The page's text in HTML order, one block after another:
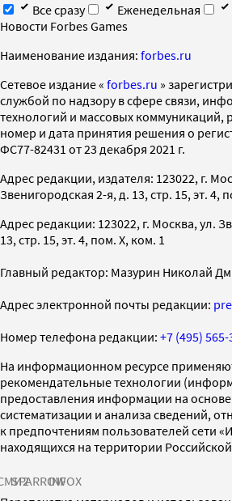
Все сразу
Еженедельная
Новости Forbes Games
Наименование издания: forbes.ru
Cетевое издание « forbes.ru »
службой по надзору в сфере связи,
технологий и массовых коммуникаций,
номер и дата принятия решения о
ФС77-82431 от 23 декабря 2021 г.
Адрес редакции, издателя: 123022, г.
Звенигородская 2-я, д. 13, стр. 15, эт. 4,
Адрес редакции: 123022, г. Москва, ул.
13, стр. 15, эт. 4, пом. X, ком. 1
Главный редактор: Мазурин Николай
Адрес электронной почты редакции:
Номер телефона редакции: +7 (495)
На информационном ресурсе
рекомендательные технологии
предоставления информации на
систематизации и анализа сведений,
к предпочтениям пользователей сети
находящихся на территории
SPARROWINFOX